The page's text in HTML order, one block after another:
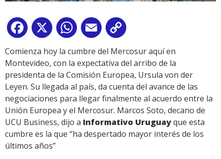
Facebook
X WhatsApp
Email
Link
Comienza hoy la cumbre del Mercosur aquí en
Montevideo, con la expectativa del arribo de la
presidenta de la Comisión Europea, Ursula von der
Leyen. Su llegada al país, da cuenta del avance de las
negociaciones para llegar finalmente al acuerdo entre la
Unión Europea y el Mercosur. Marcos Soto, decano de
UCU Business, dijo a Informativo Uruguayque esta
cumbre es la que “ha despertado mayor interés de los
últimos años”